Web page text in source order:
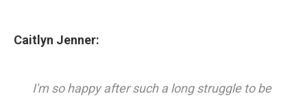
Caitlyn Jenner:
I'm so happy after such a long struggle to be